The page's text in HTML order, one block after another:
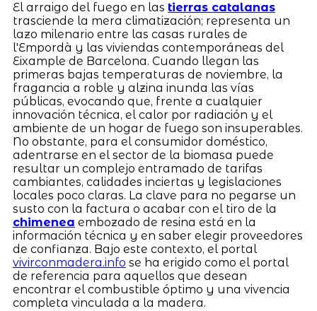
El arraigo del fuego en las tierras catalanas
trasciende la mera climatización; representa un
lazo milenario entre las casas rurales de
l'Empordà y las viviendas contemporáneas del
Eixample de Barcelona. Cuando llegan las
primeras bajas temperaturas de noviembre, la
fragancia a roble y alzina inunda las vías
públicas, evocando que, frente a cualquier
innovación técnica, el calor por radiación y el
ambiente de un hogar de fuego son insuperables.
No obstante, para el consumidor doméstico,
adentrarse en el sector de la biomasa puede
resultar un complejo entramado de tarifas
cambiantes, calidades inciertas y legislaciones
locales poco claras. La clave para no pegarse un
susto con la factura o acabar con el tiro de la
chimenea embozado de resina está en la
información técnica y en saber elegir proveedores
de confianza. Bajo este contexto, el portal
vivirconmadera.info se ha erigido como el portal
de referencia para aquellos que desean
encontrar el combustible óptimo y una vivencia
completa vinculada a la madera.